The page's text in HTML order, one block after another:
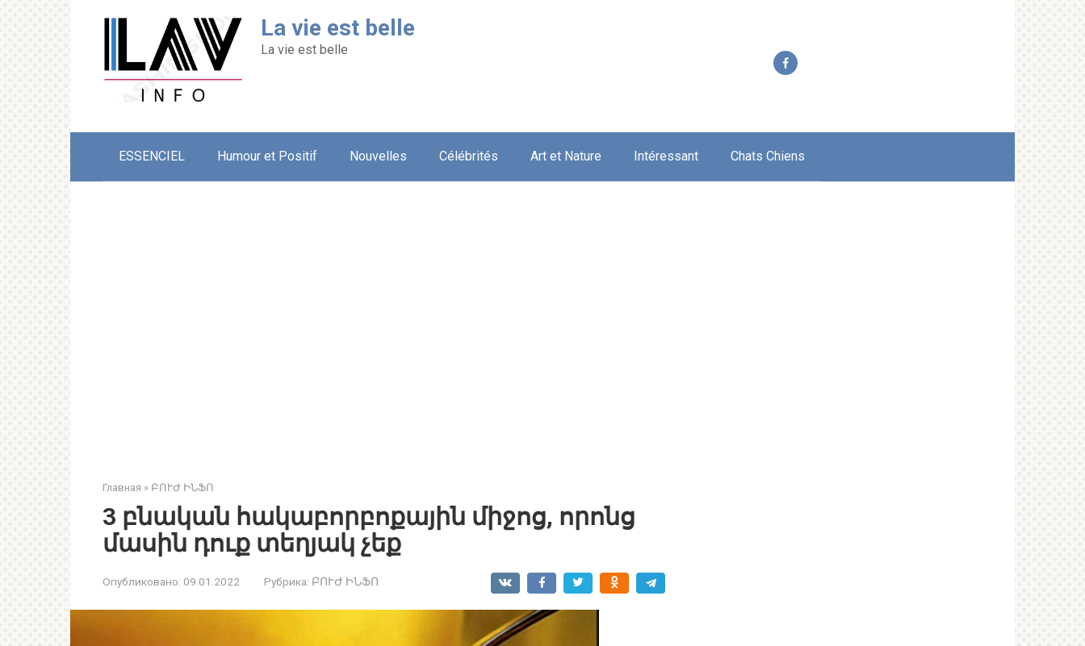
La vie est belle
La vie est belle
ESSENCIEL Humour et Positif Nouvelles Célébrités Art et Nature Intéressant Chats Chiens
Главная » ԲՈՒԺ ԻՆՖՈ
3 բնական հակաբորբոքային միջոց, որոնց
մասին դուք տեղյակ չեք
Опубликовано: 09.01.2022 Рубрика: ԲՈՒԺ ԻՆՖՈ